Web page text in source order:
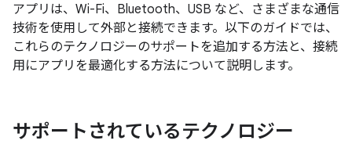
アプリは、Wi-Fi、Bluetooth、USB など、さまざまな通信
技術を使用して外部と接続できます。以下のガイドでは、
これらのテクノロジーのサポートを追加する方法と、接続
用にアプリを最適化する方法について説明します。
サポートされているテクノロジー